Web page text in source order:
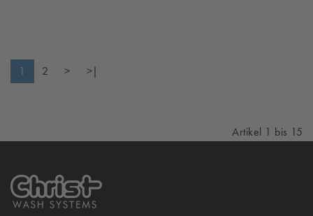
1 2 > >|
Artikel 1 bis 15